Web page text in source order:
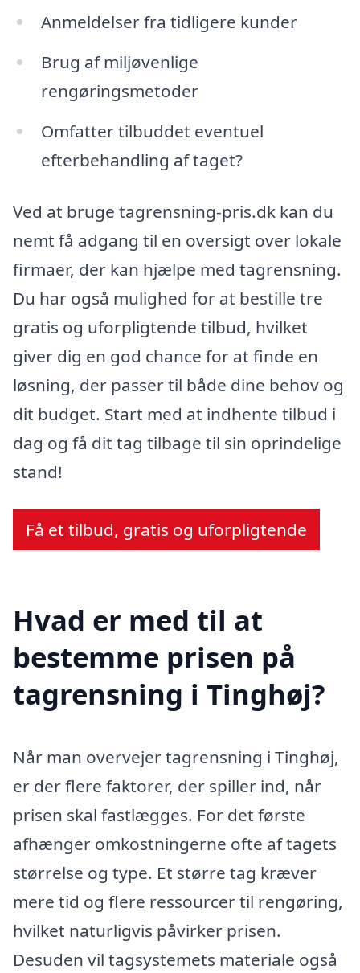
Anmeldelser fra tidligere kunder
Brug af miljøvenlige
rengøringsmetoder
Omfatter tilbuddet eventuel
efterbehandling af taget?
Ved at bruge tagrensning-pris.dk kan du
nemt få adgang til en oversigt over lokale
firmaer, der kan hjælpe med tagrensning.
Du har også mulighed for at bestille tre
gratis og uforpligtende tilbud, hvilket
giver dig en god chance for at finde en
løsning, der passer til både dine behov og
dit budget. Start med at indhente tilbud i
dag og få dit tag tilbage til sin oprindelige
stand!
Få et tilbud, gratis og uforpligtende
Hvad er med til at
bestemme prisen på
tagrensning i Tinghøj?
Når man overvejer tagrensning i Tinghøj,
er der flere faktorer, der spiller ind, når
prisen skal fastlægges. For det første
afhænger omkostningerne ofte af tagets
størrelse og type. Et større tag kræver
mere tid og flere ressourcer til rengøring,
hvilket naturligvis påvirker prisen.
Desuden vil tagsystemets materiale også